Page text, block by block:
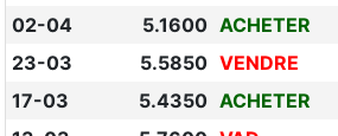
02-04
5.1600 ACHETER
23-03
5.5850 VENDRE
17-03
5.4350 ACHETER